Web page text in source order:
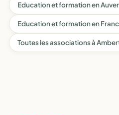
Education et formation en
Education et formation en
Toutes les associations à